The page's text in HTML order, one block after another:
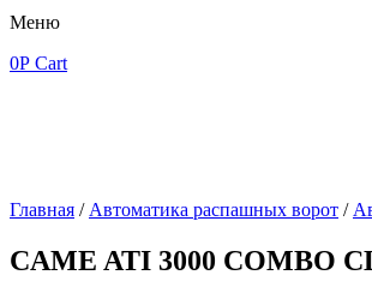
Меню
0Р Cart
Главная / Автоматика распашных ворот /
CAME ATI 3000 COMBO